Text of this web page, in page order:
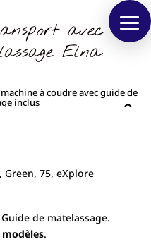
avec
Elna
Green, 75, eXplore
de matelassage.
.